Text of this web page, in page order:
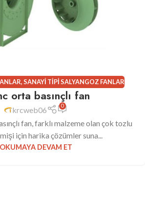
,SANAYI TIPI SALYANGOZ FANLAR
orta basınçlı fan
krcweb06 0
fan, farklı malzeme olan çok tozlu
için harika çözümler suna...
OKUMAYA DEVAM ET